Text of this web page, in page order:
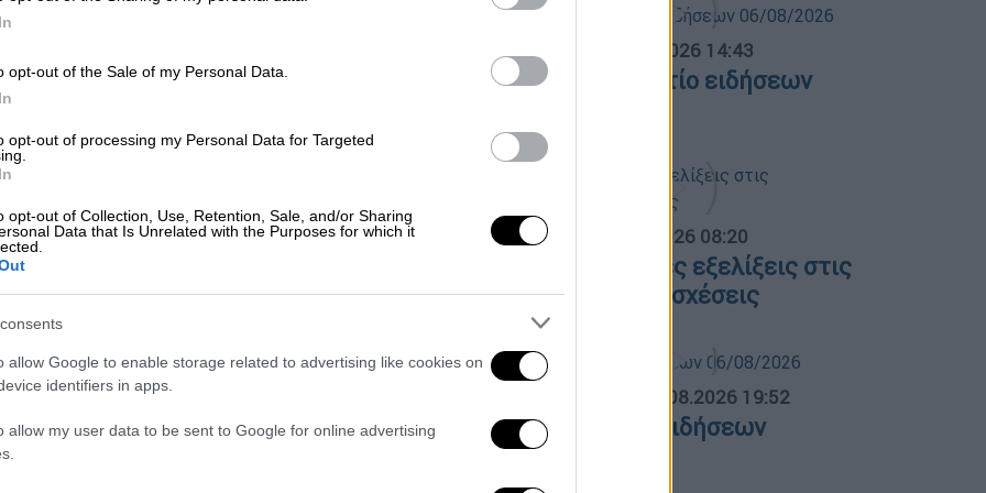
opt-out of the Sale of my Personal Data.
opt-out of processing my Personal Data for Targeted
opt-out of Collection, Use, Retention, Sale, and/or Sharing
Data that Is Unrelated with the Purposes for which it
allow Google to enable storage related to advertising like cookies on
identifiers in apps.
allow my user data to be sent to Google for online advertising
Αθλητισμός|04.06.2020 22:42
στον Μαρινάκη: «Η γνωστή παρέα
του Πειραιά...»
One» του Δημήτρη Μελισσανίδη στον
Βαγγέλη Μαρινάκη με αφορμή μπαράζ
εναντίον της εταιρείας
Μήνυση Μελισσανίδη στον
Η εταιρία ζητάει το ποσό των
Μεσημεριανό... 06.08.2026 14:43
Μεσημεριανό δελτίο ειδήσεων
Ώρα Ελλάδος... 06.08.2026 08:20
Όλες οι τελευταίες εξελίξεις στις
ελληνοτουρκικές σχέσεις
06.08.2026 19:52
Αθλητικό δελτίο ειδήσεων
06/08/2026